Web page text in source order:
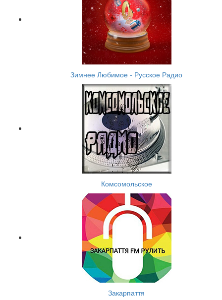
Зимнее Любимое - Русское Радио
Комсомольское
Закарпаття